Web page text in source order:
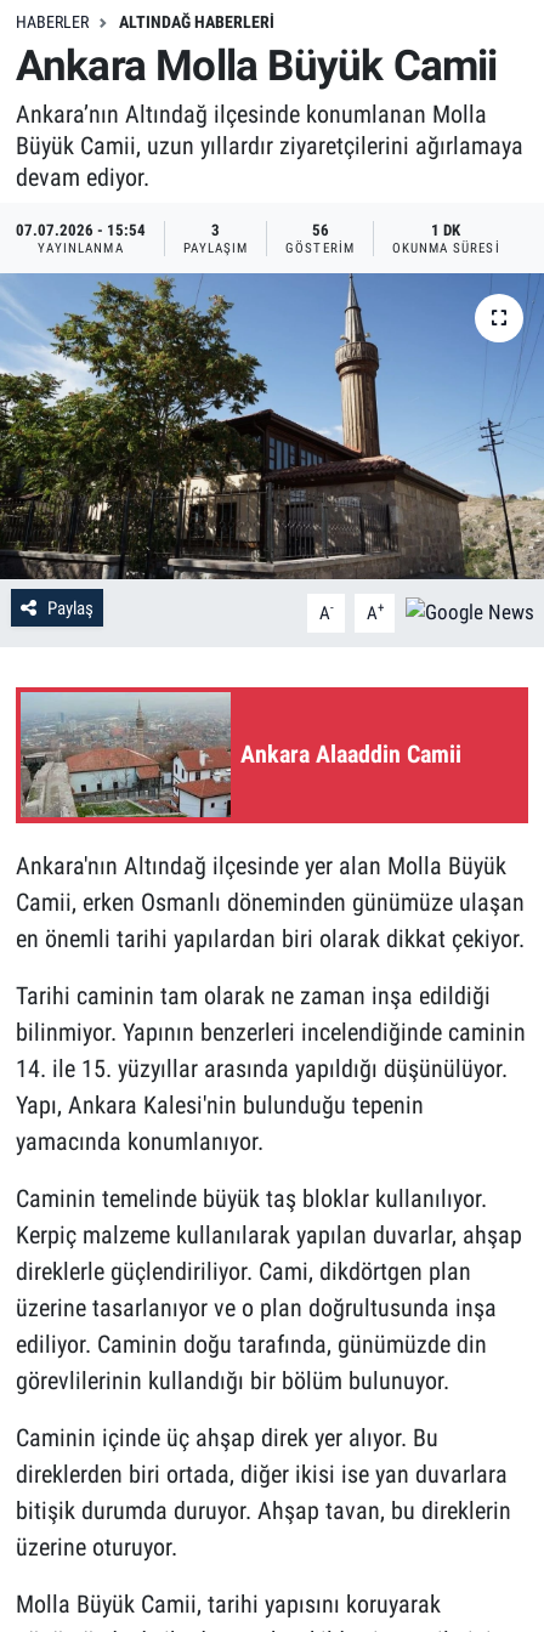
HABERLER ALTINDAĞ HABERLERI
Ankara Molla Büyük Camii
Ankara’nın Altındağ ilçesinde konumlanan Molla
Büyük Camii, uzun yıllardır ziyaretçilerini ağırlamaya
devam ediyor.
07.07.2026 - 15:54
YAYINLANMA
3
PAYLAŞIM
56
GÖSTERIM
1 DK
OKUNMA SÜRESI
Paylaş A- A+
Ankara Alaaddin Camii
Ankara'nın Altındağ ilçesinde yer alan Molla Büyük
Camii, erken Osmanlı döneminden günümüze ulaşan
en önemli tarihi yapılardan biri olarak dikkat çekiyor.
Tarihi caminin tam olarak ne zaman inşa edildiği
bilinmiyor. Yapının benzerleri incelendiğinde caminin
14. ile 15. yüzyıllar arasında yapıldığı düşünülüyor.
Yapı, Ankara Kalesi'nin bulunduğu tepenin
yamacında konumlanıyor.
Caminin temelinde büyük taş bloklar kullanılıyor.
Kerpiç malzeme kullanılarak yapılan duvarlar, ahşap
direklerle güçlendiriliyor. Cami, dikdörtgen plan
üzerine tasarlanıyor ve o plan doğrultusunda inşa
ediliyor. Caminin doğu tarafında, günümüzde din
görevlilerinin kullandığı bir bölüm bulunuyor.
Caminin içinde üç ahşap direk yer alıyor. Bu
direklerden biri ortada, diğer ikisi ise yan duvarlara
bitişik durumda duruyor. Ahşap tavan, bu direklerin
üzerine oturuyor.
Molla Büyük Camii, tarihi yapısını koruyarak